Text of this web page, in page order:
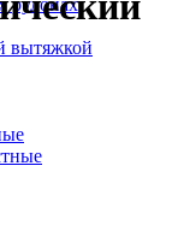
рулонах
вытяжкой